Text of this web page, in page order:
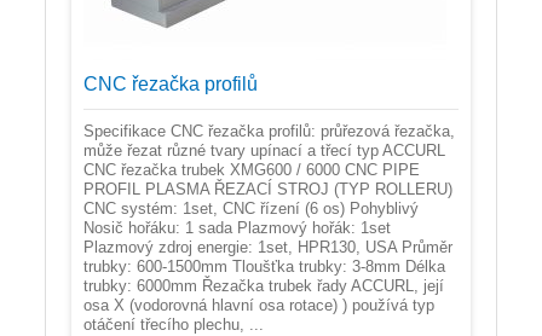
CNC řezačka profilů
Specifikace CNC řezačka profilů: průřezová řezačka,
může řezat různé tvary upínací a třecí typ ACCURL
CNC řezačka trubek XMG600 / 6000 CNC PIPE
PROFIL PLASMA ŘEZACÍ STROJ (TYP ROLLERU)
CNC systém: 1set, CNC řízení (6 os) Pohyblivý
Nosič hořáku: 1 sada Plazmový hořák: 1set
Plazmový zdroj energie: 1set, HPR130, USA Průměr
trubky: 600-1500mm Tloušťka trubky: 3-8mm Délka
trubky: 6000mm Řezačka trubek řady ACCURL, její
osa X (vodorovná hlavní osa rotace) ) používá typ
otáčení třecího plechu, ...